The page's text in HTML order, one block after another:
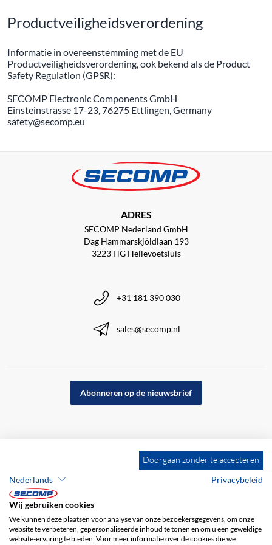
Productveiligheidsverordening
Informatie in overeenstemming met de EU
Productveiligheidsverordening, ook bekend als de Product
Safety Regulation (GPSR):
SECOMP Electronic Components GmbH
Einsteinstrasse 17-23, 76275 Ettlingen, Germany
safety@secomp.eu
ADRES
SECOMP Nederland GmbH
Dag Hammarskjöldlaan 193
3223 HG Hellevoetsluis
+31 181 390 030
sales@secomp.nl
Abonneren op de nieuwsbrief
Doorgaan zonder te accepteren
Nederlands
Privacybeleid
Wij gebruiken cookies
We kunnen deze plaatsen voor analyse van onze bezoekersgegevens, om onze
website te verbeteren, gepersonaliseerde inhoud te tonen en om u een geweldige
website-ervaring te bieden. Voor meer informatie over de cookies die we